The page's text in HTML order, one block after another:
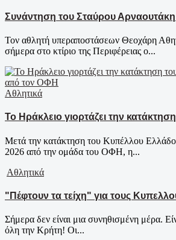
Συνάντηση του Σταύρου Αρναουτάκη
Τον αθλητή υπεραποστάσεων Θεοχάρη
σήμερα στο κτίριο της Περιφέρειας ο...
Αθλητικά
Το Ηράκλειο γιορτάζει την
Μετά την κατάκτηση του Κυπέλλου
2026 από την ομάδα του ΟΦΗ, η...
Αθλητικά
"Πέφτουν τα τείχη" για τους
Σήμερα δεν είναι μια συνηθισμένη μέρα.
όλη την Κρήτη! Οι...